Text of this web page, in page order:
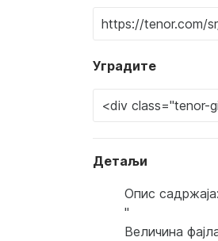
Уградите
Детаљи
Опис
"
Величина